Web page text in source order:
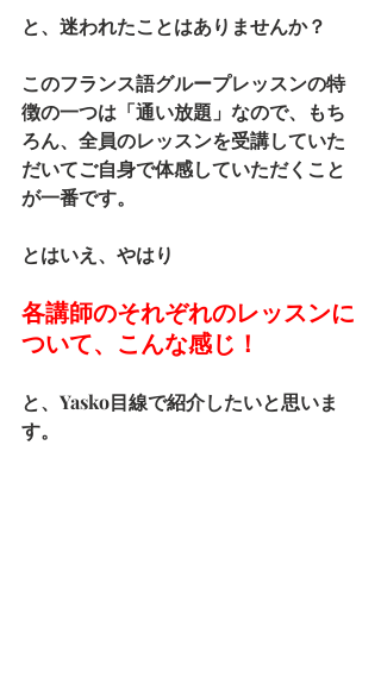
と、迷われたことはありませんか？
このフランス語グループレッスンの特
徴の一つは「通い放題」なので、もち
ろん、全員のレッスンを受講していた
だいてご自身で体感していただくこと
が一番です。
とはいえ、やはり
各講師のそれぞれのレッスンに
ついて、こんな感じ！
と、Yasko目線で紹介したいと思いま
す。